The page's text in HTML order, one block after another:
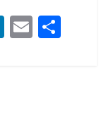
Li
n
E
m